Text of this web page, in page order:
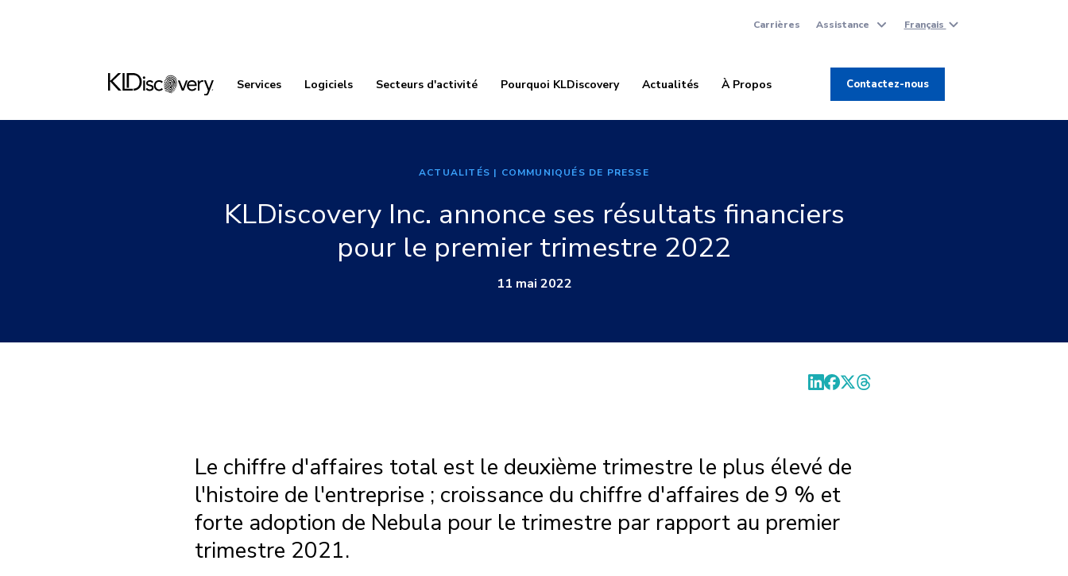
Carrières Assistance Français
Services Logiciels Secteurs d'activité Pourquoi KLDiscovery Actualités À Propos Contactez-nous
ACTUALITÉS | COMMUNIQUÉS DE PRESSE
KLDiscovery Inc. annonce ses résultats financiers
pour le premier trimestre 2022
11 mai 2022
Le chiffre d'affaires total est le deuxième trimestre le plus élevé de
l'histoire de l'entreprise ; croissance du chiffre d'affaires de 9 % et
forte adoption de Nebula pour le trimestre par rapport au premier
trimestre 2021.